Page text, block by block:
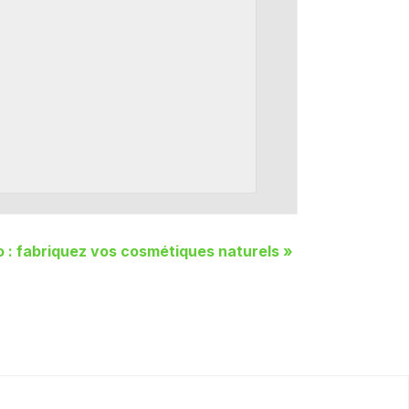
: fabriquez vos cosmétiques naturels »